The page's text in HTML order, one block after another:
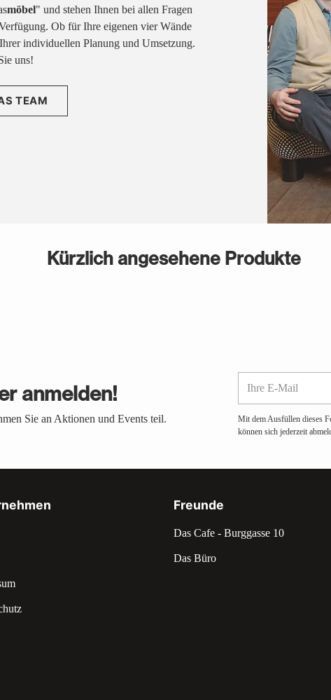
möbel" und stehen Ihnen bei allen Fragen
Ob für Ihre eigenen vier Wände
individuellen Planung und Umsetzung.
uns!
TEAM
Kürzlich angesehene Produkte
anmelden!
Sie an Aktionen und Events teil.
Mail
Mit dem Ausfüllen dieses
können sich jederzeit
Freunde
Das Cafe - Burggasse 10
Das Büro